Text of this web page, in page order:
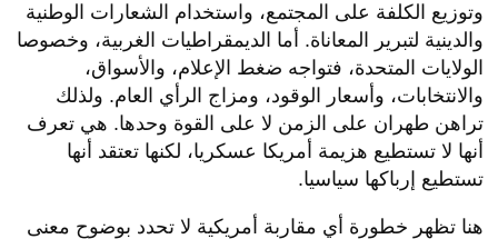
وتوزيع الكلفة على المجتمع، واستخدام الشعارات الوطنية
والدينية لتبرير المعاناة. أما الديمقراطيات الغربية، وخصوصا
الولايات المتحدة، فتواجه ضغط الإعلام، والأسواق،
والانتخابات، وأسعار الوقود، ومزاج الرأي العام. ولذلك
تراهن طهران على الزمن لا على القوة وحدها. هي تعرف
أنها لا تستطيع هزيمة أمريكا عسكريا، لكنها تعتقد أنها
تستطيع إرباكها سياسيا.
هنا تظهر خطورة أي مقاربة أمريكية لا تحدد بوضوح معنى